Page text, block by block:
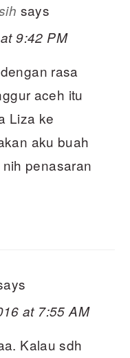
says
9:42 PM
rasa
aceh itu
Liza ke
aku buah
penasaran
at 7:55 AM
Kalau sdh